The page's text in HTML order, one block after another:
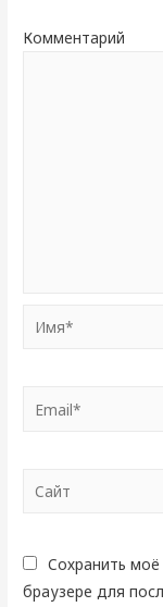
Комментарий
Имя*
Email*
Сайт
Сохранить
браузере для